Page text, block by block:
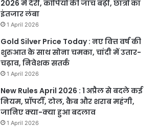
2026 में देरी, कॉपियों की जांच बढ़ी, छात्रों का
इंतजार लंबा
1 April 2026
Gold Silver Price Today : नए वित्त वर्ष की
शुरुआत के साथ सोना चमका, चांदी में उतार-
चढ़ाव, निवेशक सतर्क
1 April 2026
New Rules April 2026 : 1 अप्रैल से बदले कई
नियम, प्रॉपर्टी, टोल, कैब और शराब महंगी,
जानिए क्या-क्या हुआ बदलाव
1 April 2026